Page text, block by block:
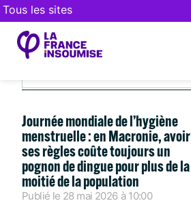
Tous les sites
MAI 28, 2026
Journée mondiale de l’hygiène
menstruelle : en Macronie, avoir
ses règles coûte toujours un
pognon de dingue pour plus de la
moitié de la population
Publié le 28 mai 2026 à 10:00